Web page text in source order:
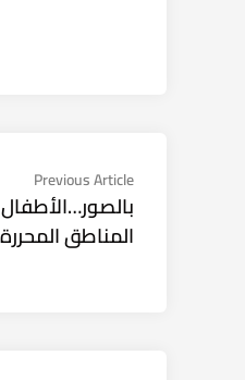
تصفّح
المقالات
Previous Article
المناطق